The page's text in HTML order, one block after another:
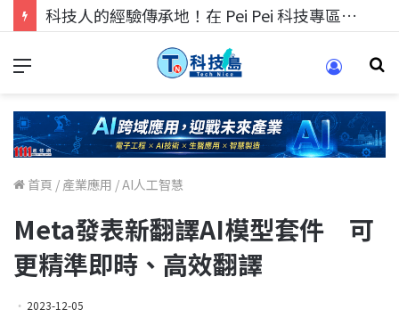
科技人的經驗傳承地！在 Pei Pei 科技專區，與學弟妹交流最硬核的技術
首頁 / 產業應用 /AI人工智慧
Meta發表新翻譯AI模型套件 可
更精準即時、高效翻譯
2023-12-05